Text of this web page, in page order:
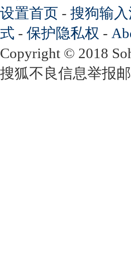
设置首页 - 搜狗输
式 - 保护隐私权 -
Copyright © 2018
搜狐不良信息举报邮